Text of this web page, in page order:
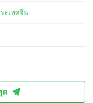
ะเทศจีน
ด